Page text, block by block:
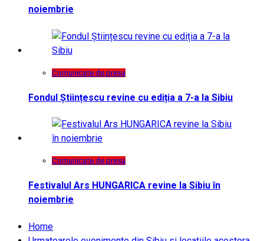
noiembrie
Comunicate de presa
Fondul Științescu revine cu ediția a 7-a la Sibiu
Comunicate de presa
Festivalul Ars HUNGARICA revine la Sibiu în
noiembrie
Home